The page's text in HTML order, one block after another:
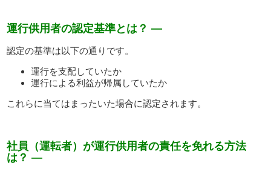
運行供用者の認定基準とは？ —
認定の基準は以下の通りです。
運行を支配していたか
運行による利益が帰属していたか
これらに当てはまったいた場合に認定されます。
社員（運転者）が運行供用者の責任を免れる方法
は？ —